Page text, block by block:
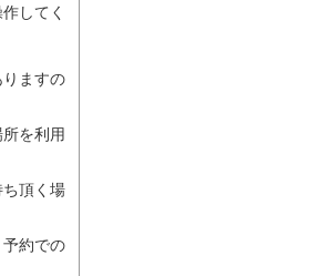
してく
ますの
を利用
ち頂く場
予約での